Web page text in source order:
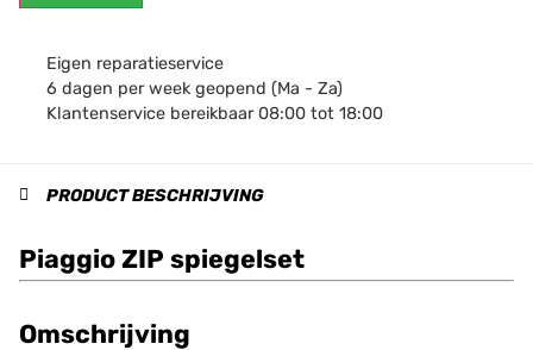
Eigen reparatieservice
6 dagen per week geopend (Ma - Za)
Klantenservice bereikbaar 08:00 tot 18:00
PRODUCT BESCHRIJVING
Piaggio ZIP spiegelset
Omschrijving